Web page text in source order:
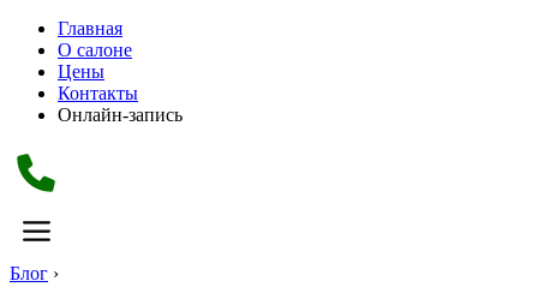
Главная
О салоне
Цены
Контакты
Онлайн-запись
Блог ›